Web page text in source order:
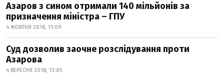
Азаров з сином отримали 140 мільйонів за
призначення міністра – ГПУ
4 ЖОВТНЯ 2018, 11:09
Суд дозволив заочне розслідування проти
Азарова
4 ВЕРЕСНЯ 2018, 13:05